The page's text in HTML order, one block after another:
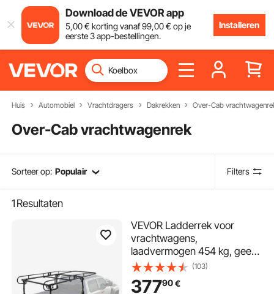
Download de VEVOR app
5,00€ korting vanaf99,00€ op je
eerste 3 app-bestellingen.
Installeren
Huis Automobiel Vrachtdragers Dakrekken Over-Cab
Over-Cab vrachtwagenrek
Sorteer op: Populair Filters
1 Resultaten
VEVOR Ladderrek voor
vrachtwagens,
laadvermogen 454 kg, geen
boren vereist voor lange of
zware ladingen, dakrek
dakplank 110-160 cm
(103)
37790€